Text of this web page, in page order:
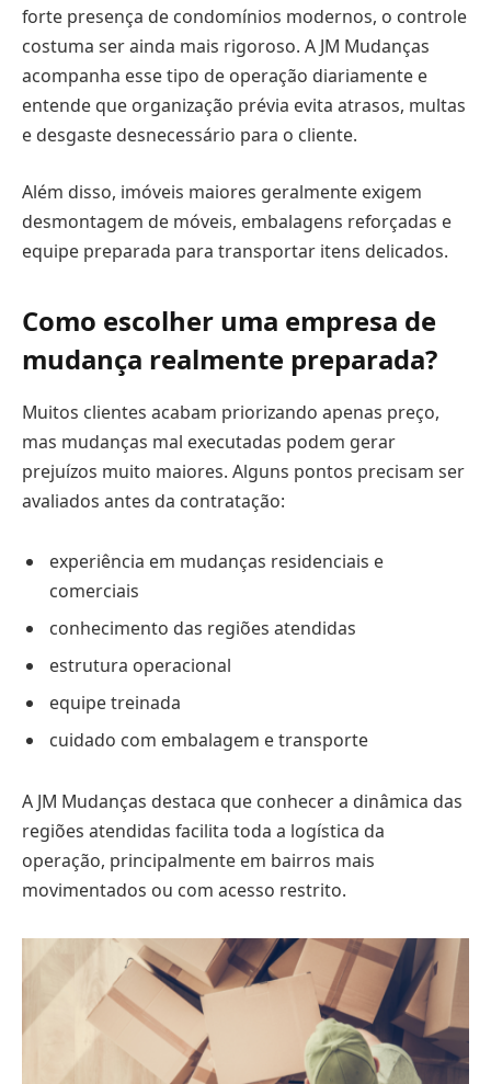
forte presença de condomínios modernos, o controle
costuma ser ainda mais rigoroso. A JM Mudanças
acompanha esse tipo de operação diariamente e
entende que organização prévia evita atrasos, multas
e desgaste desnecessário para o cliente.
Além disso, imóveis maiores geralmente exigem
desmontagem de móveis, embalagens reforçadas e
equipe preparada para transportar itens delicados.
Como escolher uma empresa de
mudança realmente preparada?
Muitos clientes acabam priorizando apenas preço,
mas mudanças mal executadas podem gerar
prejuízos muito maiores. Alguns pontos precisam ser
avaliados antes da contratação:
experiência em mudanças residenciais e
comerciais
conhecimento das regiões atendidas
estrutura operacional
equipe treinada
cuidado com embalagem e transporte
A JM Mudanças destaca que conhecer a dinâmica das
regiões atendidas facilita toda a logística da
operação, principalmente em bairros mais
movimentados ou com acesso restrito.